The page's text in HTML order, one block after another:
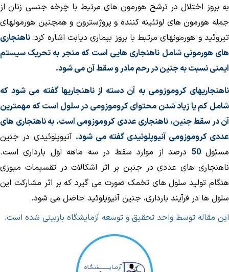
به بروز اختلال در ترشح هورمون های مرتبط با چرخه جنسی زنان از
جمله هورمون های لوتئینه کننده و پروژسترون و همچنین هورمونهای
و هورمونهای مرتبط با بروز بیماری دیابت اشاره کرد.ناهنجاری
های هورمونی شامل ناهنجاری هایی است که منجر به تحریک سیستم
ایمنی نسبت به جنین در رحم مادر و سقط آن می شود.
ناهنجاریهای کروموزومی به آن دسته از ناهنجاریها گفته می شود که
شامل کم یا زیاد شدن محتوای کروموزومی در سلول است که مهمترین
آن در سقط جنین، ناهنجاری عددی کروموزومی است. به ناهنجاری های
عددی کروموزومی آنیوپلوئیدی گفته می شود.آنیوپلوئیدی در جنین
50 درصد از موارد سقط در سه ماهه اول بارداری است.
ناهنجاری های عددی در جنین بر اثر اشکالات در تقسیمات میوزی
هنگام تولید سلول های تخمک صورت می گیرد که بر اثر مشارکت این
سلول ها در فرآیند بارداری، جنین آنیوپلوئید حاصل می شود.
این مقاله توسط واحد تحقیق و توسعه آزمایشگاه بازبینی شده است.